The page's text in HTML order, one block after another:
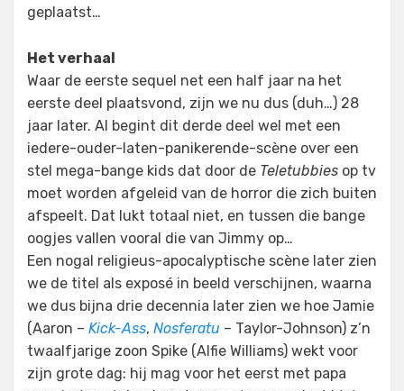
geplaatst…
Het verhaal
Waar de eerste sequel net een half jaar na het
eerste deel plaatsvond, zijn we nu dus (duh…) 28
jaar later. Al begint dit derde deel wel met een
iedere-ouder-laten-panikerende-scène over een
stel mega-bange kids dat door de Teletubbies op tv
moet worden afgeleid van de horror die zich buiten
afspeelt. Dat lukt totaal niet, en tussen die bange
oogjes vallen vooral die van Jimmy op…
Een nogal religieus-apocalyptische scène later zien
we de titel als exposé in beeld verschijnen, waarna
we dus bijna drie decennia later zien we hoe Jamie
(Aaron – Kick-Ass, Nosferatu – Taylor-Johnson) z’n
twaalfjarige zoon Spike (Alfie Williams) wekt voor
zijn grote dag: hij mag voor het eerst met papa